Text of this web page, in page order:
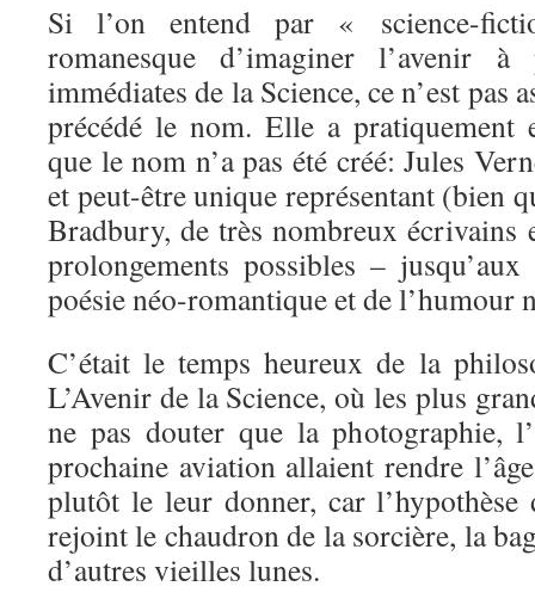
Si l’on entend par « science-
romanesque d’imaginer l’avenir
immédiates de la Science, ce n’est pas
précédé le nom. Elle a pratiquement
que le nom n’a pas été créé: Jules
et peut-être unique représentant (bien
Bradbury, de très nombreux écrivains
prolongements possibles –
poésie néo-romantique et de l’humour
C’était le temps heureux de la
L’Avenir de la Science, où les plus
ne pas douter que la photographie,
prochaine aviation allaient rendre
plutôt le leur donner, car l’hypothèse
rejoint le chaudron de la sorcière, la
d’autres vieilles lunes.